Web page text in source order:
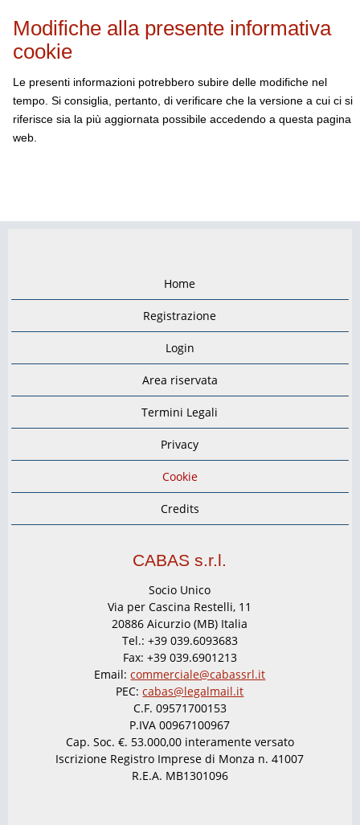
Modifiche alla presente informativa
cookie
Le presenti informazioni potrebbero subire delle modifiche nel
tempo. Si consiglia, pertanto, di verificare che la versione a cui ci si
riferisce sia la più aggiornata possibile accedendo a questa pagina
web.
Home
Registrazione
Login
Area riservata
Termini Legali
Privacy
Cookie
Credits
CABAS s.r.l.
Socio Unico
Via per Cascina Restelli, 11
20886 Aicurzio (MB) Italia
Tel.: +39 039.6093683
Fax: +39 039.6901213
Email:commerciale@cabassrl.it
PEC:cabas@legalmail.it
C.F. 09571700153
P.IVA 00967100967
Cap. Soc. €. 53.000,00 interamente versato
Iscrizione Registro Imprese di Monza n. 41007
R.E.A. MB1301096